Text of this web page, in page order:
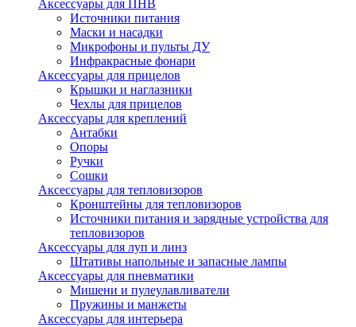
Аксессуары для ПНВ
Источники питания
Маски и насадки
Микрофоны и пульты ДУ
Инфракрасные фонари
Аксессуары для прицелов
Крышки и наглазники
Чехлы для прицелов
Аксессуары для креплений
Антабки
Опоры
Ручки
Сошки
Аксессуары для тепловизоров
Кронштейны для тепловизоров
Источники питания и зарядные устройства для
тепловизоров
Аксессуары для луп и линз
Штативы напольные и запасные лампы
Аксессуары для пневматики
Мишени и пулеулавливатели
Пружины и манжеты
Аксессуары для интерьера